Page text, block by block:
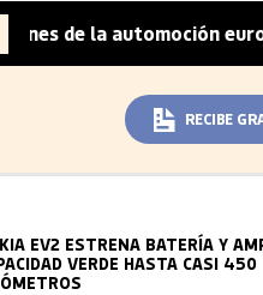
de la automoción
RECIBE
EV2 ESTRENA BATERÍA Y
VERDE HASTA CASI 450